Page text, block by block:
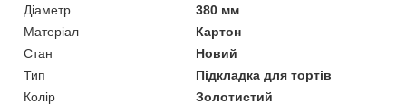
Діаметр
380 мм
Матеріал
Картон
Стан
Новий
Тип
Підкладка для тортів
Колір
Золотистий